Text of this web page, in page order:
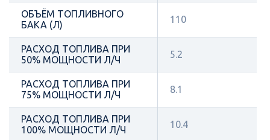
ОБЪЁМ ТОПЛИВНОГО
БАКА (Л)
110
РАСХОД ТОПЛИВА ПРИ
50% МОЩНОСТИ Л/Ч
5.2
РАСХОД ТОПЛИВА ПРИ
75% МОЩНОСТИ Л/Ч
8.1
РАСХОД ТОПЛИВА ПРИ
100% МОЩНОСТИ Л/Ч
10.4